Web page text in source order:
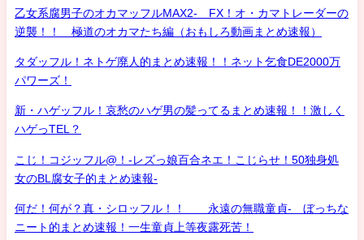
乙女系腐男子のオカマッフルMAX2- FX！オ・カマトレーダーの
逆襲！！ 極道のオカマたち編（おもしろ動画まとめ速報）
タダッフル！ネトゲ廃人的まとめ速報！！ネット乞食DE2000万
パワーズ！
新・ハゲッフル！哀愁のハゲ男の髪ってるまとめ速報！！激しく
ハゲっTEL？
こじ！コジッフル@！-レズっ娘百合ネエ！こじらせ！50独身処
女のBL腐女子的まとめ速報-
何だ！何が？真・シロッフル！！ 永遠の無職童貞- ぼっちな
ニート的まとめ速報！一生童貞上等夜露死苦！